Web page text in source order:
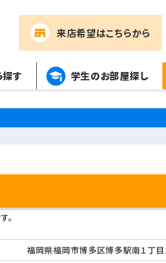
来店希望はこちらから
す 学生のお部屋探し
。
福岡県福岡市博多区博多駅南１